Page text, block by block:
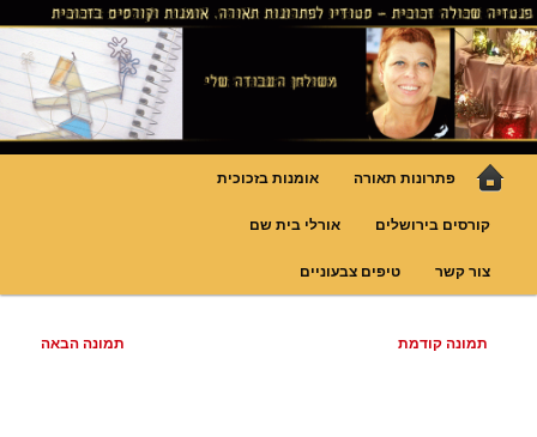
לדלג
לתוכן
פנטזיה – פתרונות תאורה וסטודיו
לויטראז
גופי תאורה אומנותיים בעבודת יד, ויטראזים לחלונות ולמחיצות דקורטיביות, קורסים
בויטראז ובפסיפס
תפריט
פתרונות תאורה אומנות בזכוכית
קורסים בירושלים אורלי בית שם
צור קשר טיפים צבעוניים
ניווט
תמונה קודמת תמונה הבאה